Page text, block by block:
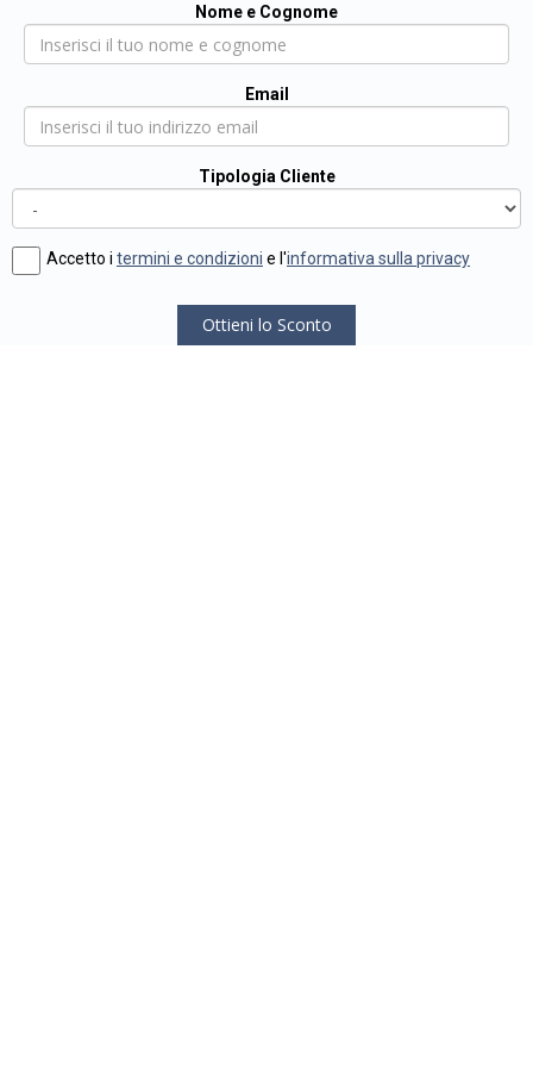
Nome e Cognome
Email
Tipologia Cliente
Accetto i termini e condizioni e l'informativa sulla privacy
Ottieni lo Sconto